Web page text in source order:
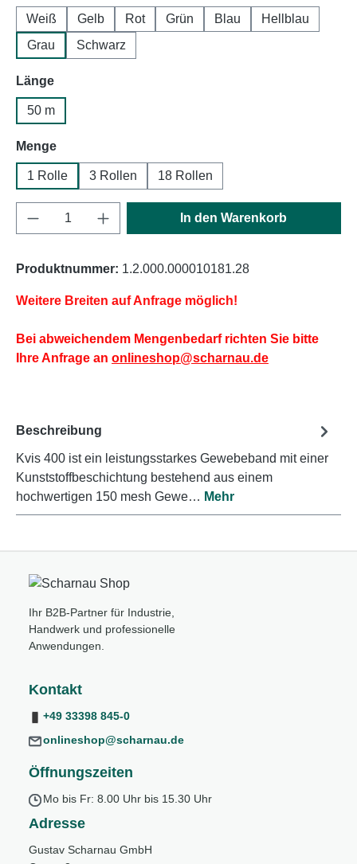
Weiß Gelb Rot Grün Blau
Hellblau
Grau
Schwarz
Längeauswählen
50 m
Mengeauswählen
1 Rolle 3 Rollen 18 Rollen
Produkt Anzahl: Gib den gewünschten
In den Warenkorb
Produktnummer: 1.2.000.000010181.28
Weitere Breiten auf Anfrage möglich!
Bei abweichendem Mengenbedarf richten Sie bitte
Ihre Anfrage an onlineshop@scharnau.de
Beschreibung
Kvis 400 ist ein leistungsstarkes Gewebeband mit einer
Kunststoffbeschichtung bestehend aus einem
hochwertigen 150 mesh Gewe… Mehr
Ihr B2B-Partner für Industrie,
Handwerk und professionelle
Anwendungen.
Kontakt
+49 33398 845-0
onlineshop@scharnau.de
Öffnungszeiten
Mo bis Fr: 8.00 Uhr bis 15.30 Uhr
Adresse
Gustav Scharnau GmbH